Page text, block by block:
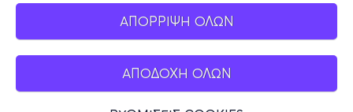
ΑΠΟΡΡΙΨΗ ΟΛΩΝ
ΑΠΟΔΟΧΗ ΟΛΩΝ
Εισιτήρια